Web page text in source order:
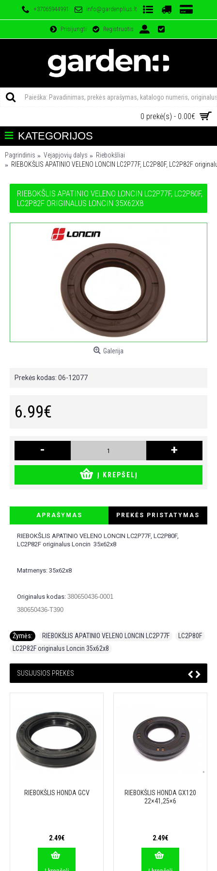
+37065944991 info@gardenplius.lt
Prisijungti Registruotis
0 prekė(s) - 0.00€
KATEGORIJOS
Pagrindinis Vejapjovių dalys
Riebokšliai
RIEBOKŠLIS APATINIO VELENO LONCIN LC2P77F, LC2P80F, LC2P82F
RIEBOKŠLIS APATINIO VELENO LONCIN LC2P77F, LC2P80F,
LC2P82F ORIGINALUS LONCIN 35X62X8
Galerija
Prekės kodas: 06-12077
6.99€
- +
Į KREPŠELĮ
APRAŠYMAS PREKĖS PRISTATYMAS
RIEBOKŠLIS APATINIO VELENO LONCIN LC2P77F, LC2P80F,
LC2P82F originalus Loncin 35x62x8
Matmenys: 35x62x8
Originalus kodas: 380650436-0001
380650436-T390
Žymės: RIEBOKŠLIS APATINIO VELENO LONCIN LC2P77F LC2P80F
LC2P82F originalus Loncin 35x62x8
SUSIJUSIOS PREKĖS
RIEBOKŠLIS HONDA GCV
2.49€
RIEBOKŠLIS HONDA GX120
22×41,25×6
2.49€